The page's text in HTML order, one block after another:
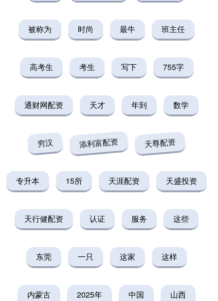
被称为 时尚 最牛 班主任
高考生 考生 写下 755字
通财网配资 天才 年到 数学
穷汉 添利富配资 天尊配资
专升本 15所 天涯配资 天盛投资
天行健配资 认证 服务 这些
东莞 一只 这家 这样
内蒙古 2025年 中国 山西